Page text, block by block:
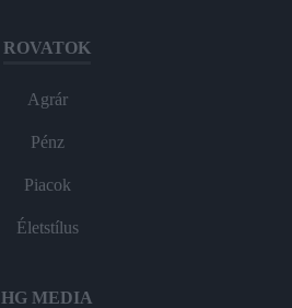
ROVATOK
Agrár
Pénz
Piacok
Életstílus
HG MEDIA